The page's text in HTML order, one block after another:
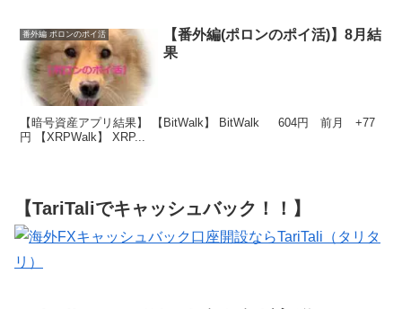
番外編 ポロンのポイ活
【番外編(ポロンのポイ活)】8月結
果
【暗号資産アプリ結果】 【BitWalk】 BitWalk 604円 前月 +77
円 【XRPWalk】 XRP...
【TariTaliでキャッシュバック！！】